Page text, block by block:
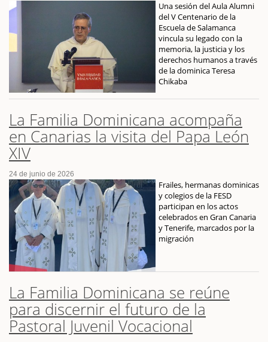
Una sesión del Aula Alumni
del V Centenario de la
Escuela de Salamanca
vincula su legado con la
memoria, la justicia y los
derechos humanos a través
de la dominica Teresa
Chikaba
La Familia Dominicana acompaña
en Canarias la visita del Papa León
XIV
24 de junio de 2026
Frailes, hermanas dominicas
y colegios de la FESD
participan en los actos
celebrados en Gran Canaria
y Tenerife, marcados por la
migración
La Familia Dominicana se reúne
para discernir el futuro de la
Pastoral Juvenil Vocacional